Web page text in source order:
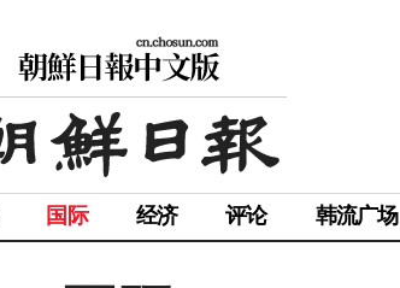
国际 经济 评论 韩流广场